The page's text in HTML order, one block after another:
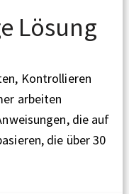
Lösung
Kontrollieren
arbeiten
die auf
die über 30